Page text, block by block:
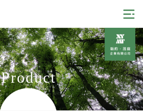
Product